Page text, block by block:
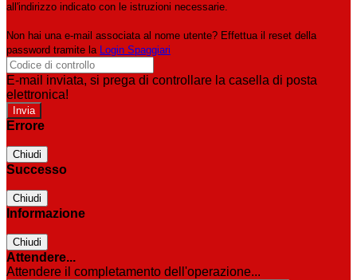
all'indirizzo indicato con le istruzioni necessarie.
Non hai una e-mail associata al nome utente? Effettua il reset della
password tramite la Login Spaggiari
E-mail inviata, si prega di controllare la casella di posta
elettronica!
Errore
Chiudi
Successo
Chiudi
Informazione
Chiudi
Attendere...
Attendere il completamento dell'operazione...